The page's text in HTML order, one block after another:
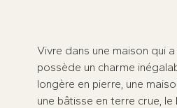
Vivre dans une maison qui
possède un charme
longère en pierre, une
une bâtisse en terre crue, le